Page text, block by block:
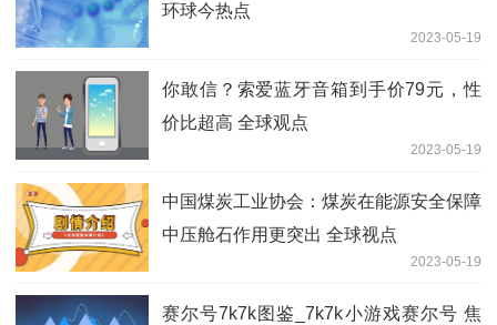
环球今热点
2023-05-19
你敢信？索爱蓝牙音箱到手价79元，性
价比超高 全球观点
2023-05-19
中国煤炭工业协会：煤炭在能源安全保障
中压舱石作用更突出 全球视点
2023-05-19
赛尔号7k7k图鉴_7k7k小游戏赛尔号 焦